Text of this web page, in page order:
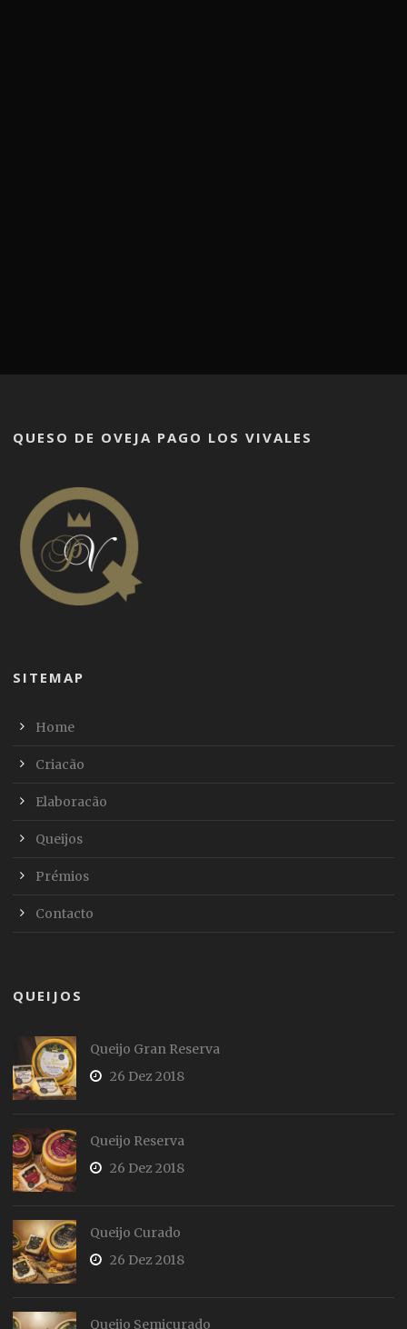
QUESO DE OVEJA PAGO LOS VIVALES
SITEMAP
Home
Criacão
Elaboracão
Queijos
Prémios
Contacto
QUEIJOS
Queijo Gran Reserva
26 Dez 2018
Queijo Reserva
26 Dez 2018
Queijo Curado
26 Dez 2018
Queijo Semicurado